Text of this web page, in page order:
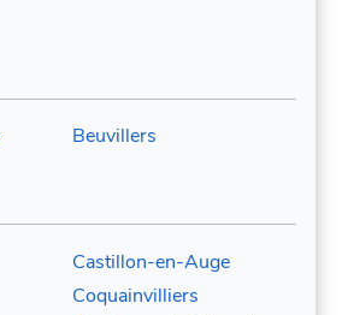
Beuvillers
Castillon-en-Auge
Coquainvilliers